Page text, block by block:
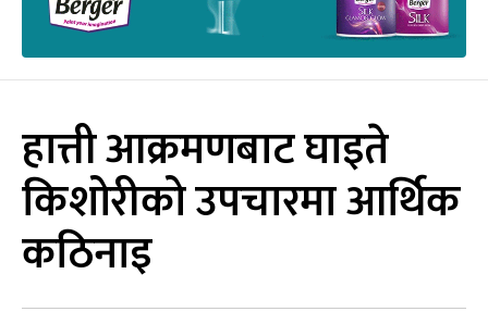
हात्ती आक्रमणबाट घाइते
किशोरीको उपचारमा आर्थिक
कठिनाइ